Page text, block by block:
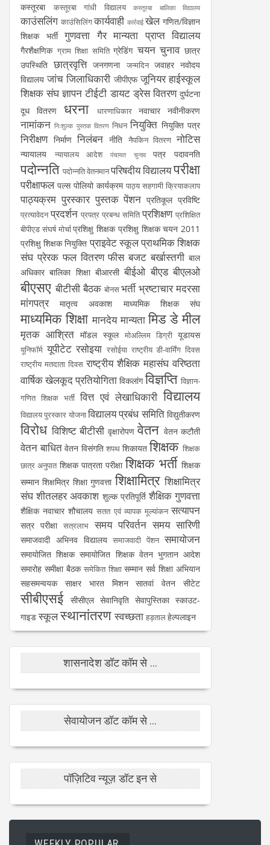
कस्तूरबा
कस्तूरबा गांधी विद्यालय कस्तूरबा बालिका विद्यालय
काउंसलिंग काउंसिलिंग कार्यवाही कार्रवाई खेल गणित/विज्ञान
शिक्षक भर्ती
गुणवत्ता गैर मान्यता प्राप्त विद्यालय
गैरशैक्षणिक ग्राम शिक्षा समिति ग्रेडिंग चयन चुनाव छात्र
उपस्थिति छात्रवृत्ति जनगणना जन्मदिन जवाहर नवोदय
विद्यालय जांच जिलाधिकारी जीपीएफ जूनियर हाईस्कूल
शिक्षक संघ ज्ञापन टीईटी डायट ड्रेस वितरण दुर्घटना
दूध वितरण
धरना धारणाधिकार नवाचार नवीनीकरण
नामांकन निःशुल्क पुस्तक वितरण निधन नियुक्ति नियुक्ति पत्र
निरीक्षण निर्माण निलंबन नीति नैपकिन वितरण नोटिस
न्यायालय न्यायालय आदेश पंचायत चुनाव पत्र पदावनति
पदोन्नति पदोन्नति वेतनमानपरिषदीय विद्यालयपरीक्षा
परीक्षाफल पल्स पोलियो कार्यक्रम पाठ्य सहगामी क्रियाकलाप
पाठ्यक्रम पुरस्कार पुस्तक पेंशन प्रतिकूल प्रविष्टि
प्रत्यावेदन प्रदर्शन प्रपत्र प्रबन्ध समिति प्रशिक्षण प्रशिक्षित
बीपीएड संघर्ष मोर्चा प्रशिक्षु शिक्षक प्रशिक्षु शिक्षक चयन 2011
प्रशिक्षु शिक्षक नियुक्ति प्राइवेट स्कूलप्राथमिक शिक्षक
संघ प्रेरक फल वितरण फीस बजट बर्खास्तगी बाल
अधिकार बालिका शिक्षा बीआरसी बीईओ बीएड बीएलओ
बीएसए बीटीसी बैठक बोनस भर्ती भ्रष्टाचार मदरसा
मांगपत्र
मातृत्व अवकाश माध्यमिक शिक्षक संघ
माध्यमिक शिक्षा मानदेय मान्यता मिड डे मील
मृतक आश्रित मॉडल स्कूल मोअल्लिम डिग्री यूडायस
यूनिफॉर्म यूपीटेट रसोइया रसोईया राष्ट्रीय डी-वार्मिंग दिवस
राष्ट्रीय मतदाता दिवस राष्ट्रीय शैक्षिक महासंघ वरिष्ठता
वार्षिक खेलकूद प्रतियोगिता विकलांग विज्ञप्ति विज्ञान-
गणित शिक्षक भर्ती वित्त एवं लेखाधिकारी विद्यालय
विद्यालय पुरस्कार योजनाविद्यालय प्रबंध समिति विद्युतीकरण
विरोध विशिष्ट बीटीसी वृक्षारोपण वेतन वेतन कटौती
वेतन बाधित वेतन विसंगति शपथ शिकायत शिक्षक शिक्षक
छात्र अनुपात शिक्षक पात्रता परीक्षा शिक्षक भर्ती शिक्षक
सम्मान शिक्षमित्र शिक्षा गुणवत्ता शिक्षामित्र शिक्षामित्र
संघ शीतलहर अवकाश शुल्क प्रतिपूर्ति शैक्षिक गुणवत्ता
शैक्षिक नवाचार शौचालय सतत एवं व्यापक मूल्यांकन सत्यापन
सत्र परीक्षा सत्रलाभ समय परिवर्तन समय सारिणी
समाजवादी अभिनव विद्यालय समाजवादी पेंशन समायोजन
समायोजित शिक्षक समायोजित शिक्षक वेतन भुगतान आदेश
समारोह समीक्षा बैठक समेकित शिक्षा सम्मान सर्व शिक्षा अभियान
सहसमन्वयक
साक्षर भारत मिशन सातवां वेतन सीटेट
सीबीएसई सीसीएल सेवानिवृति सेवापुस्तिका स्काउट-
गाइड स्कूलस्थानांतरण स्वच्छता हड़तालहेल्पलाइन
शासनादेश डॉट कॉम से ...
सेवायोजन डॉट कॉम से ...
पॉज़िटिव न्यूज़ डॉट इन से